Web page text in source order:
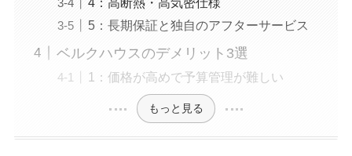
5：長期保証と独自のアフターサービス
ベルクハウスのデメリット3選
1：価格が高めで予算管理が難しい
もっと見る